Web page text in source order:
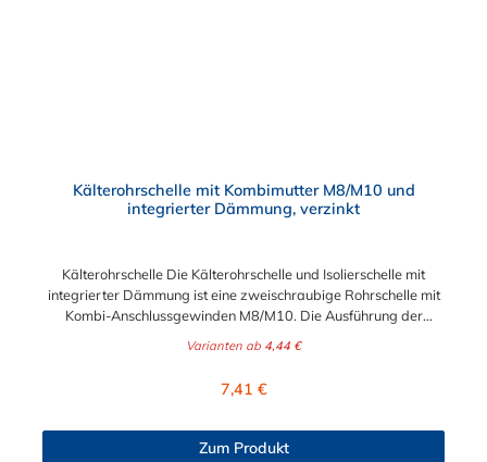
Kälterohrschelle mit Kombimutter M8/M10 und
integrierter Dämmung, verzinkt
Kälterohrschelle Die Kälterohrschelle und Isolierschelle mit
integrierter Dämmung ist eine zweischraubige Rohrschelle mit
Kombi-Anschlussgewinden M8/M10. Die Ausführung der
Anpassung an den Rohraußendurchmesser. Zusammen mit
Kälterohrschelle. Damit können Rohrleitungen für die Kälte- und
und einer Dämmdicke von 13 oder 19 mm mit Gewindestange
Varianten ab 4,44 €
Regulärer Preis:
7,41 €
Zum Produkt